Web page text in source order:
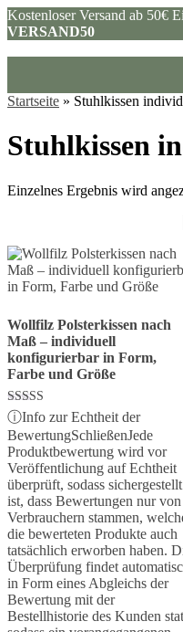
Kostenloser Versand ab 50€
VERSAND50
Startseite » Stuhlkissen
Stuhlkissen
Einzelnes Ergebnis wird
Wollfilz Polsterkissen nach
Maß – individuell
konfigurierbar in Form,
Farbe und Größe
Bewertet mit
5.00
von 5
ⓘInfo zur Echtheit der
BewertungSchließenJede
Produktbewertung wird vor
Veröffentlichung auf Echtheit
überprüft, sodass sichergestellt
ist, dass Bewertungen nur von
Verbrauchern stammen,
die bewerteten Produkte auch
tatsächlich erworben haben.
Überprüfung findet
in Form eines Abgleichs der
Bewertung mit der
Bestellhistorie des Kunden